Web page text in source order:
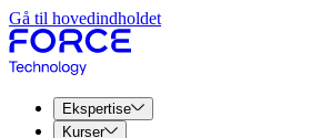
Gå til hovedindholdet
Ekspertise
Kurser